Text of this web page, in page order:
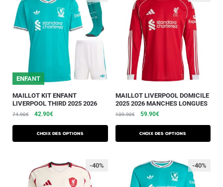
ENFANT
MAILLOT KIT ENFANT
LIVERPOOL THIRD 2025 2026
74.90€ 42.90€
Choix des options
MAILLOT LIVERPOOL DOMICILE
2025 2026 MANCHES LONGUES
109.90€ 59.90€
Choix des options
-40% -40%